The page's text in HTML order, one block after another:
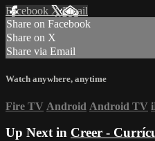
Facebook XEmail
Share on Facebook
Share on X
Share via Email
Watch anywhere, anytime
Fire TV Android Android TV
Up Next in Creer -